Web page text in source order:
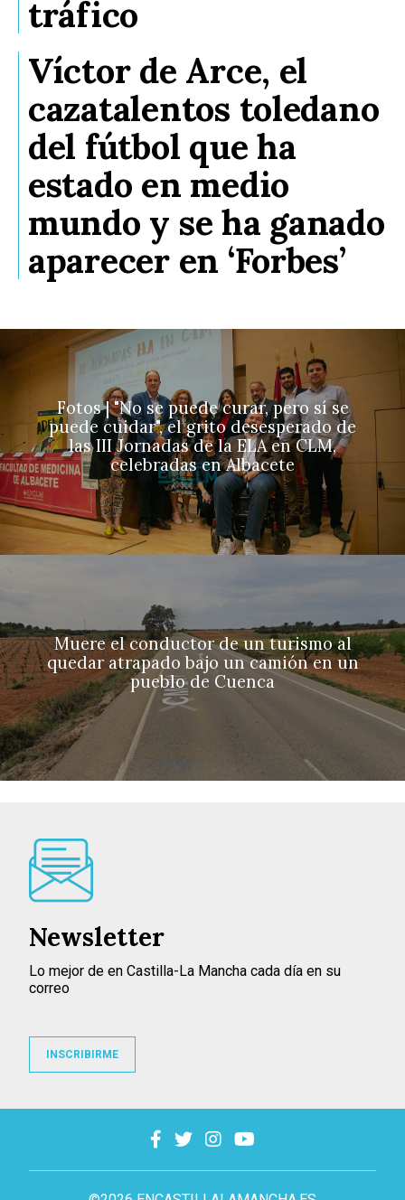
tráfico
Víctor de Arce, el
cazatalentos toledano
del fútbol que ha
estado en medio
mundo y se ha ganado
aparecer en ‘Forbes’
Fotos | "No se puede curar, pero sí se
puede cuidar", el grito desesperado de
las III Jornadas de la ELA en CLM,
celebradas en Albacete
Muere el conductor de un turismo al
quedar atrapado bajo un camión en un
pueblo de Cuenca
Newsletter
Lo mejor de en Castilla-La Mancha cada día en su
correo
INSCRIBIRME